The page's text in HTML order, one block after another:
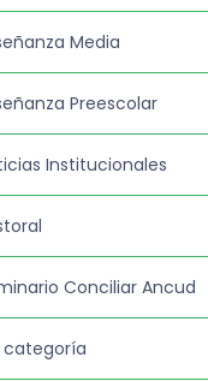
Media
Preescolar
Institucionales
Conciliar Ancud
categoría